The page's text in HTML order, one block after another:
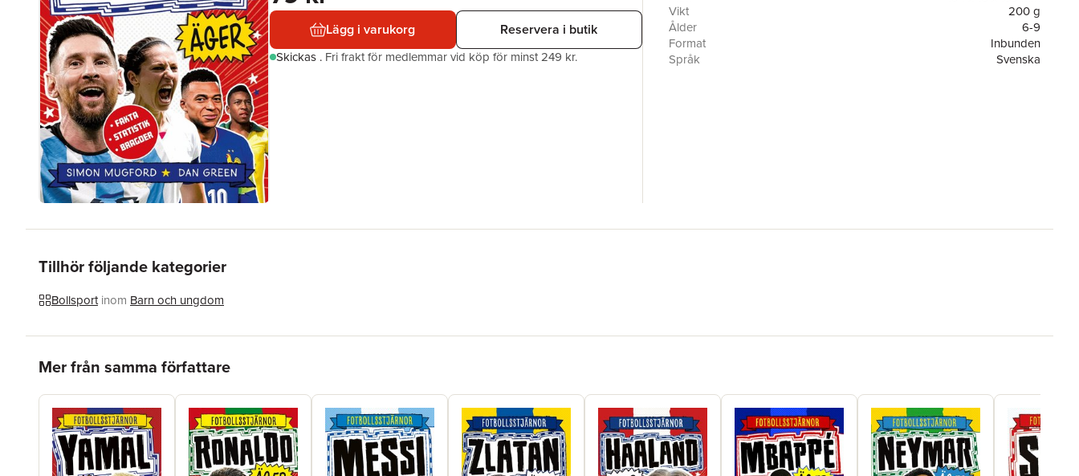
Lägg i varukorg Reservera i butik
Skickas . Fri frakt för medlemmar vid köp för minst 249 kr.
Vikt
200 g
Ålder
6-9
Format
Inbunden
Språk
Svenska
Tillhör följande kategorier
Bollsport inom Barn och ungdom
Mer från samma författare